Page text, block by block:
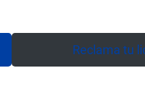
Reclama tu